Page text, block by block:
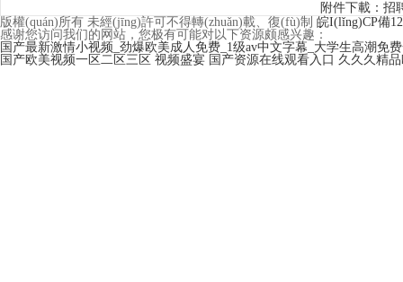
附件下載：招
版權(quán)所有 未經(jīng)許可不得轉(zhuǎn)載、復(fù)制 皖I(lǐng)CP備
感谢您访问我们的网站，您极有可能对以下资源颇感兴趣：
国产最新激情小视频_劲爆欧美成人免费_1级av中文字幕_大学生高潮免
国产欧美视频一区二区三区 视频盛宴 国产资源在线观看入口 久久久精